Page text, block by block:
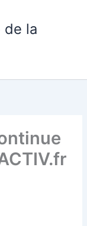
de la